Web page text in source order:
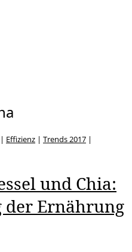
| Effizienz | Trends 2017 |
und Chia:
der Ernährung